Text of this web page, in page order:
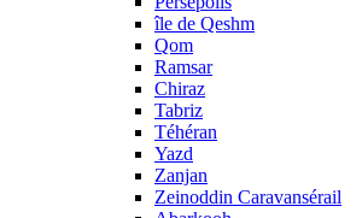
île de Qeshm
Qom
Ramsar
Chiraz
Tabriz
Téhéran
Yazd
Zanjan
Zeinoddin Caravansérail